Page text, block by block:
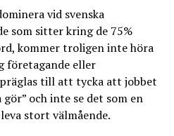
vid svenska
som sitter kring de 75%
kommer troligen inte höra
företagande eller
till att tycka att jobbet
och inte se det som en
stort välmående.